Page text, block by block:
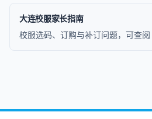
大连校服家长指南
校服选码、订购与补订问题，可查阅